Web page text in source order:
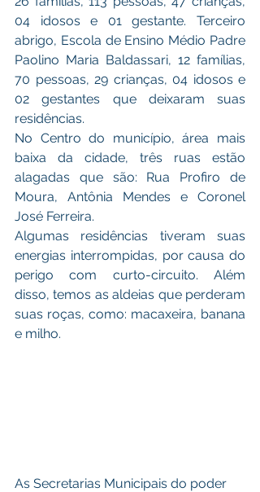
04 idosos e 01 gestante. Terceiro
abrigo, Escola de Ensino Médio Padre
Paolino Maria Baldassari, 12 famílias,
70 pessoas, 29 crianças, 04 idosos e
02 gestantes que deixaram suas
residências.
No Centro do município, área mais
baixa da cidade, três ruas estão
alagadas que são: Rua Profiro de
Moura, Antônia Mendes e Coronel
José Ferreira.
Algumas residências tiveram suas
energias interrompidas, por causa do
perigo com curto-circuito. Além
disso, temos as aldeias que perderam
suas roças, como: macaxeira, banana
e milho.
As Secretarias Municipais do poder